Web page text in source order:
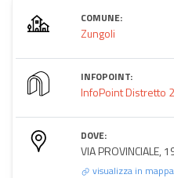
COMUNE:
Zungoli
INFOPOINT:
InfoPoint Distretto
DOVE:
VIA PROVINCIALE,
visualizza in mappa